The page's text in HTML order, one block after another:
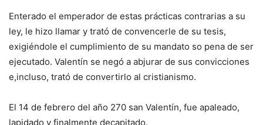
Enterado el emperador de estas prácticas contrarias a su
ley, le hizo llamar y trató de convencerle de su tesis,
exigiéndole el cumplimiento de su mandato so pena de ser
ejecutado. Valentín se negó a abjurar de sus convicciones
e,incluso, trató de convertirlo al cristianismo.
El 14 de febrero del año 270 san Valentín, fue apaleado,
lapidado y finalmente decapitado.